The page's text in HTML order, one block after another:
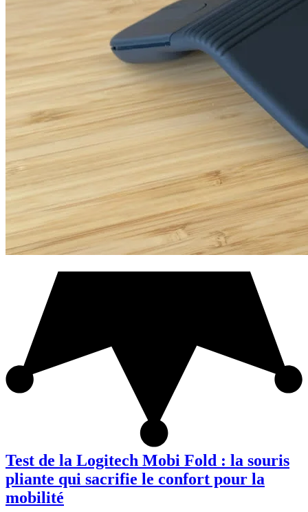
Test de la Logitech Mobi Fold : la souris
pliante qui sacrifie le confort pour la
mobilité